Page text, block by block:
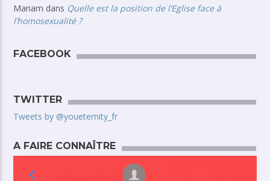
Mariam dans Quelle est la position de l’Eglise face à
l’homosexualité ?
FACEBOOK
TWITTER
Tweets by @youeternity_fr
A FAIRE CONNAÎTRE